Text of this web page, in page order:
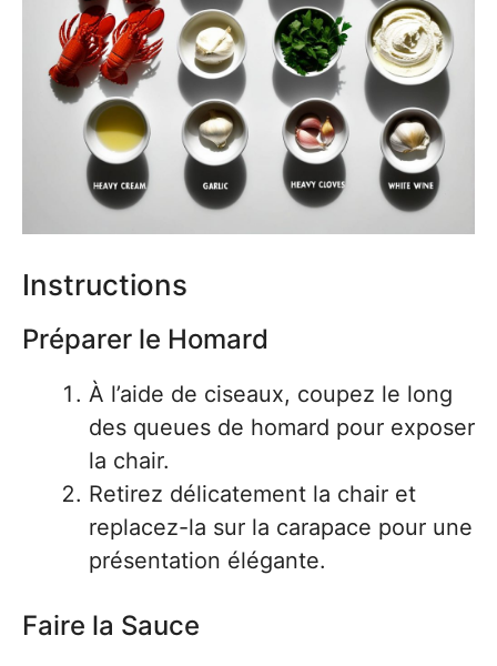
Instructions
Préparer le Homard
À l’aide de ciseaux, coupez le long
des queues de homard pour exposer
la chair.
Retirez délicatement la chair et
replacez-la sur la carapace pour une
présentation élégante.
Faire la Sauce